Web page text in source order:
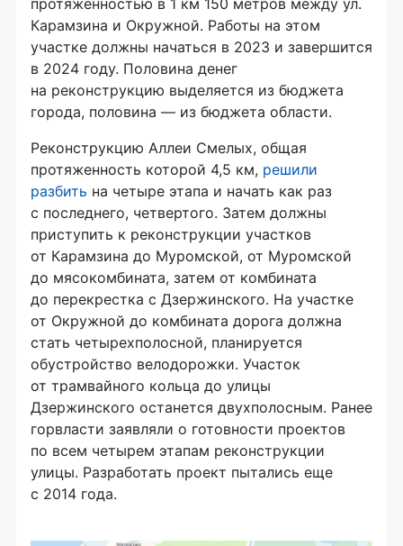
Карамзина и Окружной. Работы на этом
участке должны начаться в 2023 и завершится
в 2024 году. Половина денег
на реконструкцию выделяется из бюджета
города, половина — из бюджета области.
Реконструкцию Аллеи Смелых, общая
протяженность которой 4,5 км, решили
разбить на четыре этапа и начать как раз
с последнего, четвертого. Затем должны
приступить к реконструкции участков
от Карамзина до Муромской, от Муромской
до мясокомбината, затем от комбината
до перекрестка с Дзержинского. На участке
от Окружной до комбината дорога должна
стать четырехполосной, планируется
обустройство велодорожки. Участок
от трамвайного кольца до улицы
Дзержинского останется двухполосным. Ранее
горвласти заявляли о готовности проектов
по всем четырем этапам реконструкции
улицы. Разработать проект пытались еще
с 2014 года.